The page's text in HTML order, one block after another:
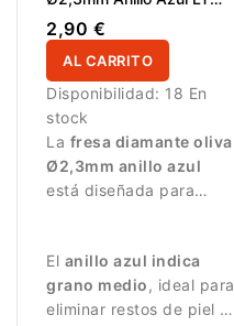
5,0mm
2,90 €
AL CARRITO
Disponibilidad: 18 En
stock
La fresa diamante oliva
Ø2,3mm anillo azul
está diseñada para
El anillo azul indica
grano medio, ideal para
eliminar restos de piel y